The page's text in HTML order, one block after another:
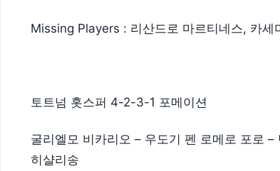
Missing Players : 리산드로 마르티네스, 카세
토트넘 홋스퍼 4-2-3-1 포메이션
굴리엘모 비카리오 – 우도기 펜 로메로 포로
히샬리송